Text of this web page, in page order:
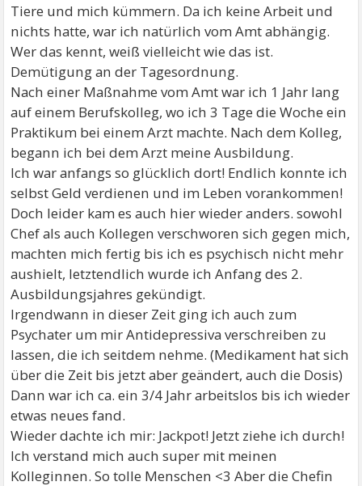
Tiere und mich kümmern. Da ich keine Arbeit und
nichts hatte, war ich natürlich vom Amt abhängig.
Wer das kennt, weiß vielleicht wie das ist.
Demütigung an der Tagesordnung.
Nach einer Maßnahme vom Amt war ich 1 Jahr lang
auf einem Berufskolleg, wo ich 3 Tage die Woche ein
Praktikum bei einem Arzt machte. Nach dem Kolleg,
begann ich bei dem Arzt meine Ausbildung.
Ich war anfangs so glücklich dort! Endlich konnte ich
selbst Geld verdienen und im Leben vorankommen!
Doch leider kam es auch hier wieder anders. sowohl
Chef als auch Kollegen verschworen sich gegen mich,
machten mich fertig bis ich es psychisch nicht mehr
aushielt, letztendlich wurde ich Anfang des 2.
Ausbildungsjahres gekündigt.
Irgendwann in dieser Zeit ging ich auch zum
Psychater um mir Antidepressiva verschreiben zu
lassen, die ich seitdem nehme. (Medikament hat sich
über die Zeit bis jetzt aber geändert, auch die Dosis)
Dann war ich ca. ein 3/4 Jahr arbeitslos bis ich wieder
etwas neues fand.
Wieder dachte ich mir: Jackpot! Jetzt ziehe ich durch!
Ich verstand mich auch super mit meinen
Kolleginnen. So tolle Menschen <3 Aber die Chefin